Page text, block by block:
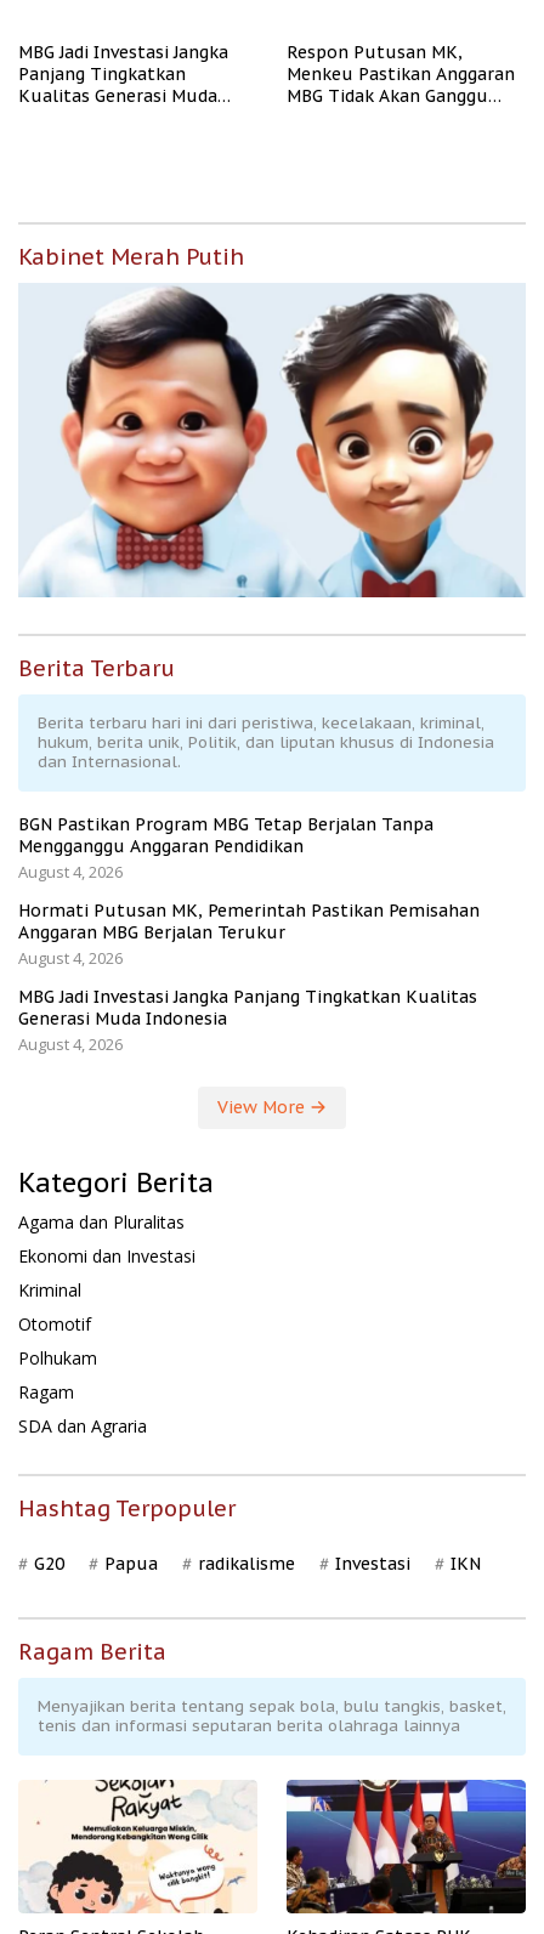
MBG Jadi Investasi Jangka
Panjang Tingkatkan
Kualitas Generasi Muda
Respon Putusan MK,
Menkeu Pastikan Anggaran
MBG Tidak Akan Ganggu
Kabinet Merah Putih
Berita Terbaru
Berita terbaru hari ini dari peristiwa, kecelakaan, kriminal,
hukum, berita unik, Politik, dan liputan khusus di Indonesia
dan Internasional.
BGN Pastikan Program MBG Tetap Berjalan Tanpa
Mengganggu Anggaran Pendidikan
August 4, 2026
Hormati Putusan MK, Pemerintah Pastikan Pemisahan
Anggaran MBG Berjalan Terukur
August 4, 2026
MBG Jadi Investasi Jangka Panjang Tingkatkan Kualitas
Generasi Muda Indonesia
August 4, 2026
View More
Kategori Berita
Agama dan Pluralitas
Ekonomi dan Investasi
Kriminal
Otomotif
Polhukam
Ragam
SDA dan Agraria
Hashtag Terpopuler
G20 Papua radikalisme Investasi IKN
Ragam Berita
Menyajikan berita tentang sepak bola, bulu tangkis, basket,
tenis dan informasi seputaran berita olahraga lainnya